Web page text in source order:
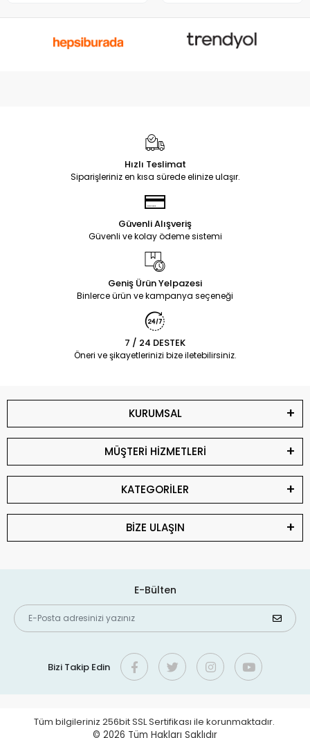
Hızlı Teslimat
Siparişleriniz en kısa sürede elinize ulaşır.
Güvenli Alışveriş
Güvenli ve kolay ödeme sistemi
Geniş Ürün Yelpazesi
Binlerce ürün ve kampanya seçeneği
7 / 24 DESTEK
Öneri ve şikayetlerinizi bize iletebilirsiniz.
KURUMSAL
MÜŞTERİ HİZMETLERİ
KATEGORİLER
BİZE ULAŞIN
E-Bülten
Bizi Takip Edin
Tüm bilgileriniz 256bit SSL Sertifikası ile korunmaktadır.
© 2026 Tüm Hakları Saklıdır